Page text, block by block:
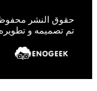
حقوق النشر
تم تصميمه و